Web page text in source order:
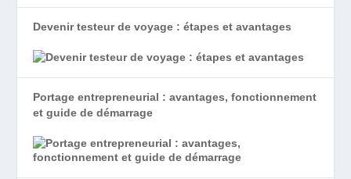
Devenir testeur de voyage : étapes et avantages
Portage entrepreneurial : avantages, fonctionnement
et guide de démarrage